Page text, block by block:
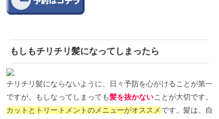
もしもチリチリ髪になってしまったら
チリチリ髪にならないように、日々予防を心がけることが第一
ですが、もしなってしまっても髪を抜かないことが大切です。
カットとトリートメントのメニューがオススメ です。髪は、自